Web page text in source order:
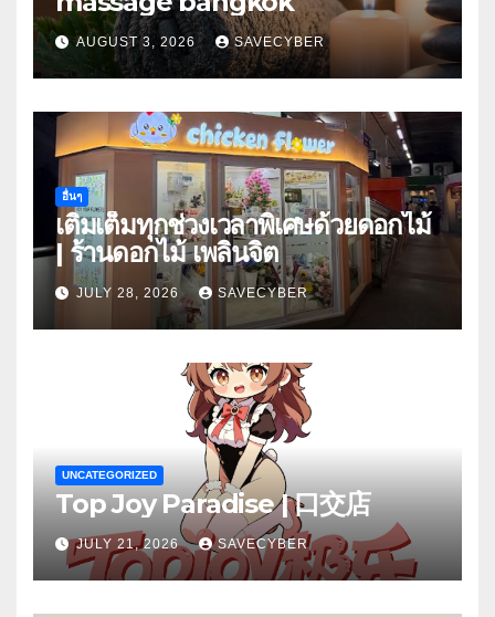
AUGUST 3, 2026 SAVECYBER
อื่นๆ
เติมเต็มทุกช่วงเวลาพิเศษด้วยดอกไม้
| ร้านดอกไม้ เพลินจิต
JULY 28, 2026 SAVECYBER
UNCATEGORIZED
Top Joy Paradise | 口交店
JULY 21, 2026 SAVECYBER